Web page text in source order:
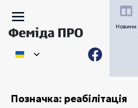
Новини
Позначка: реабілітація